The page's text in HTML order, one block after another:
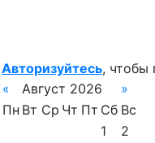
Авторизуйтесь, чтобы
«
Август 2026
»
Пн Вт Ср Чт Пт Сб Вс
1
2